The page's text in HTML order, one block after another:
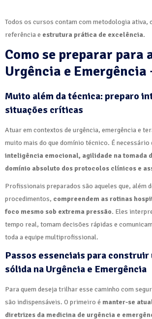
Todos os cursos contam com metodologia ativa,
referência e estrutura prática de excelência.
Como se preparar para
Urgência e Emergência
Muito além da técnica: preparo
situações críticas
Atuar em contextos de urgência, emergência e
muito mais do que domínio técnico. É necessário
inteligência emocional, agilidade na tomada
domínio absoluto dos protocolos clínicos e
Profissionais preparados são aqueles que, além
procedimentos, compreendem as rotinas
foco mesmo sob extrema pressão. Eles
tempo real, tomam decisões rápidas e
toda a equipe multiprofissional.
Passos essenciais para
sólida na Urgência e Emergência
Para quem deseja trilhar esse caminho com
são indispensáveis. O primeiro é manter-se
diretrizes da medicina de urgência e